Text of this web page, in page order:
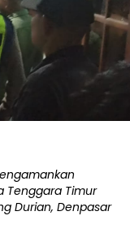
Tenggara Timur
Durian, Denpasar